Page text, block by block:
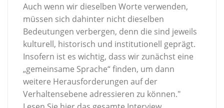
Auch wenn wir dieselben Worte verwenden,
müssen sich dahinter nicht dieselben
Bedeutungen verbergen, denn die sind jeweils
kulturell, historisch und institutionell geprägt.
Insofern ist es wichtig, dass wir zunächst eine
„gemeinsame Sprache“ finden, um dann
weitere Herausforderungen auf der
Verhaltensebene adressieren zu können."